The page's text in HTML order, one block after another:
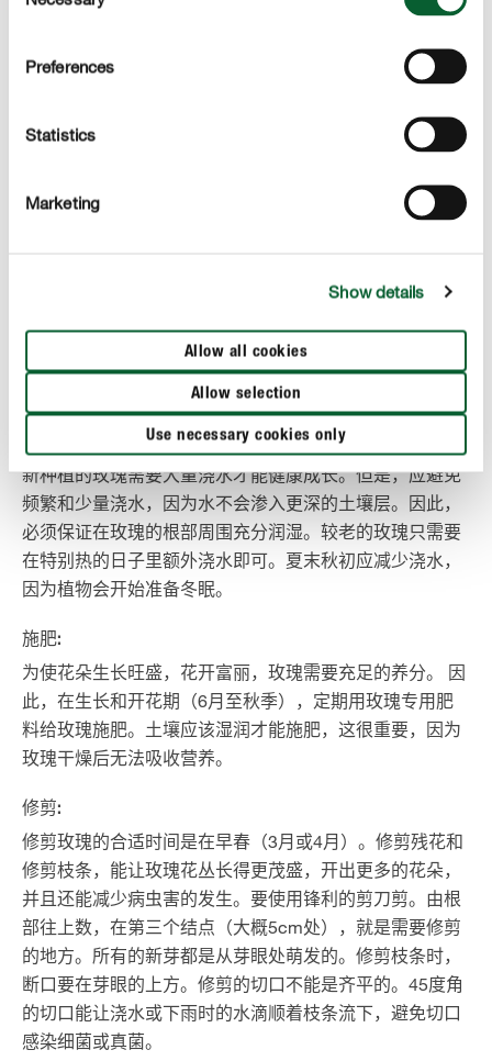
Preferences
Statistics
Marketing
Show details
Allow all cookies
Allow selection
Use necessary cookies only
薰衣草非常适合作为玫瑰的邻居。 除了漂亮的配色外，
正确护理
新种植的玫瑰需要大量浇水才能健康成长。但是，应避免
频繁和少量浇水，因为水不会渗入更深的土壤层。因此，
必须保证在玫瑰的根部周围充分润湿。较老的玫瑰只需要
在特别热的日子里额外浇水即可。夏末秋初应减少浇水，
因为植物会开始准备冬眠。
施肥:
为使花朵生长旺盛，花开富丽，玫瑰需要充足的养分。 因
此，在生长和开花期（6月至秋季），定期用玫瑰专用肥
料给玫瑰施肥。土壤应该湿润才能施肥，这很重要，因为
玫瑰干燥后无法吸收营养。
修剪:
修剪玫瑰的合适时间是在早春（3月或4月）。修剪残花和
修剪枝条，能让玫瑰花丛长得更茂盛，开出更多的花朵，
并且还能减少病虫害的发生。要使用锋利的剪刀剪。由根
部往上数，在第三个结点（大概5cm处），就是需要修剪
的地方。所有的新芽都是从芽眼处萌发的。修剪枝条时，
断口要在芽眼的上方。修剪的切口不能是齐平的。45度角
的切口能让浇水或下雨时的水滴顺着枝条流下，避免切口
感染细菌或真菌。